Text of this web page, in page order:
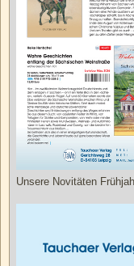
Unsere Novitäten